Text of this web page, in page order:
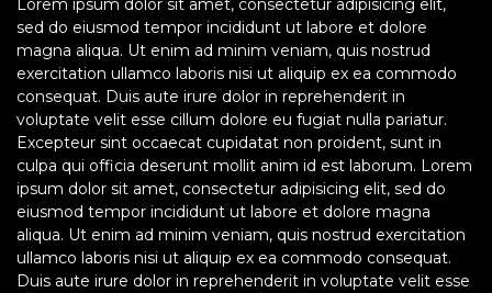
Lorem ipsum dolor sit amet, consectetur adipisicing elit,
sed do eiusmod tempor incididunt ut labore et dolore
magna aliqua. Ut enim ad minim veniam, quis nostrud
exercitation ullamco laboris nisi ut aliquip ex ea commodo
consequat. Duis aute irure dolor in reprehenderit in
voluptate velit esse cillum dolore eu fugiat nulla pariatur.
Excepteur sint occaecat cupidatat non proident, sunt in
culpa qui officia deserunt mollit anim id est laborum. Lorem
ipsum dolor sit amet, consectetur adipisicing elit, sed do
eiusmod tempor incididunt ut labore et dolore magna
aliqua. Ut enim ad minim veniam, quis nostrud exercitation
ullamco laboris nisi ut aliquip ex ea commodo consequat.
Duis aute irure dolor in reprehenderit in voluptate velit esse